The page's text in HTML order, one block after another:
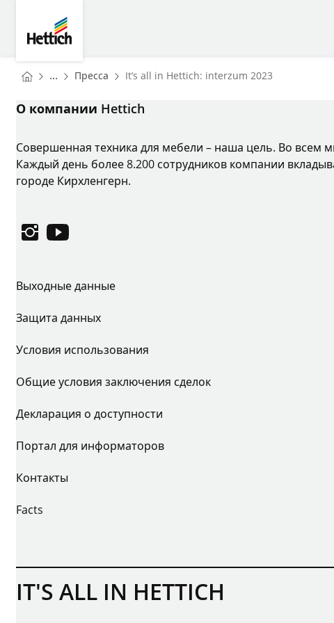
You are here:
Homepage
... Пресса Homepage
It’s all in Hettich: interzum 2023
О компании Hettich
Совершенная техника для мебели – наша цель. Во всем
Каждый день более 8.200 сотрудников компании
городе Кирхленгерн.
InstagramYouTube
Выходные данные
Защита данных
Условия использования
Общие условия заключения сделок
Декларация о доступности
Портал для информаторов
Контакты
Facts
IT'S ALL IN HETTICH